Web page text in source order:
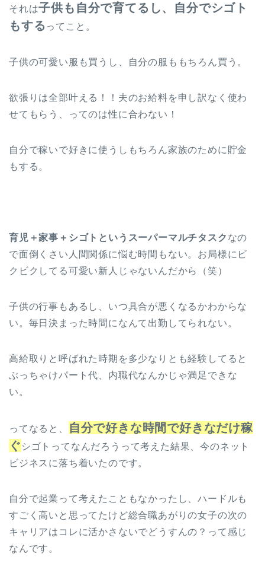
それは子供も自分で育てるし、自分でシゴト
もする ってこと。
子供の可愛い服も買うし、自分の服ももちろん買う。
欲張りは全部叶える！！夫のお給料を申し訳なく使わ
せてもらう、ってのは性に合わない！
自分で稼いで好きに使うしもちろん家族のために貯金
もする。
育児＋家事＋シゴトというスーパーマルチタスク なの
で面倒くさい人間関係に悩む時間もない。お局様にビ
クビクしてる可愛い新人じゃないんだから（笑）
子供の行事もあるし、いつ具合が悪くなるかわからな
い。毎日決まった時間になんて出勤してられない。
高給取りと呼ばれた時期を多少なりとも経験してると
ぶっちゃけパート代、内職代なんかじゃ満足できな
い。
ってなると、
自分で好きな時間で好きなだけ稼
ぐ シゴトってなんだろうって考えた結果、今のネット
ビジネスに落ち着いたのです。
自分で起業って考えたこともなかったし、ハードルも
すごく高いと思ってたけど総合職あがりの女子の次の
キャリアはコレに活かさないでどうすんの？って感じ
なんです。